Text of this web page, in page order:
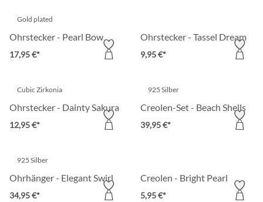
Gold plated
Ohrstecker - Pearl Bow
17,95 €*
Ohrstecker - Tassel Dream
9,95 €*
Cubic Zirkonia
Ohrstecker - Dainty Sakura
12,95 €*
925 Silber
Creolen-Set - Beach Shells
39,95 €*
925 Silber
Ohrhänger - Elegant Swirl
34,95 €*
Creolen - Bright Pearl
5,95 €*